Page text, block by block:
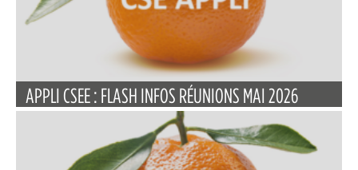
APPLI CSEE : FLASH INFOS RÉUNIONS MAI 2026